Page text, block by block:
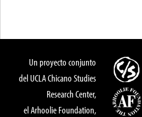
Un proyecto conjunto
del UCLA Chicano Studies
Research Center,
el Arhoolie Foundation,